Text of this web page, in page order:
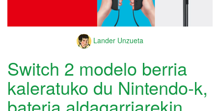
Lander Unzueta
Switch 2 modelo berria
kaleratuko du Nintendo-k,